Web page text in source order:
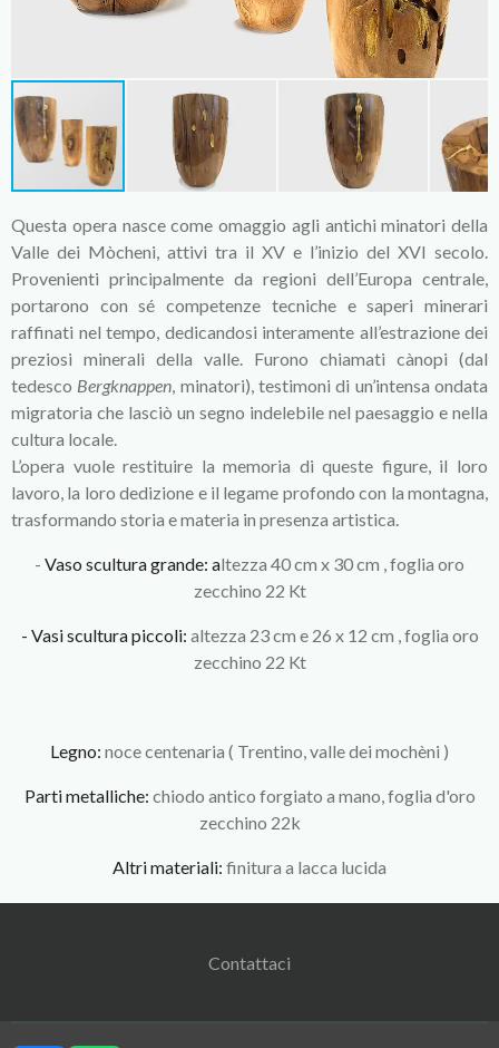
Questa opera nasce come omaggio agli antichi minatori della
Valle dei Mòcheni, attivi tra il XV e l’inizio del XVI secolo.
Provenienti principalmente da regioni dell’Europa centrale,
portarono con sé competenze tecniche e saperi minerari
raffinati nel tempo, dedicandosi interamente all’estrazione dei
preziosi minerali della valle. Furono chiamati cànopi (dal
tedesco Bergknappen, minatori), testimoni di un’intensa ondata
migratoria che lasciò un segno indelebile nel paesaggio e nella
cultura locale.
L’opera vuole restituire la memoria di queste figure, il loro
lavoro, la loro dedizione e il legame profondo con la montagna,
trasformando storia e materia in presenza artistica.
- Vaso scultura grande: altezza 40 cm x 30 cm , foglia oro
zecchino 22 Kt
- Vasi scultura piccoli: altezza 23 cm e 26 x 12 cm , foglia oro
zecchino 22 Kt
Legno: noce centenaria ( Trentino, valle dei mochèni )
Parti metalliche: chiodo antico forgiato a mano, foglia d'oro
zecchino 22k
Altri materiali: finitura a lacca lucida
Contattaci